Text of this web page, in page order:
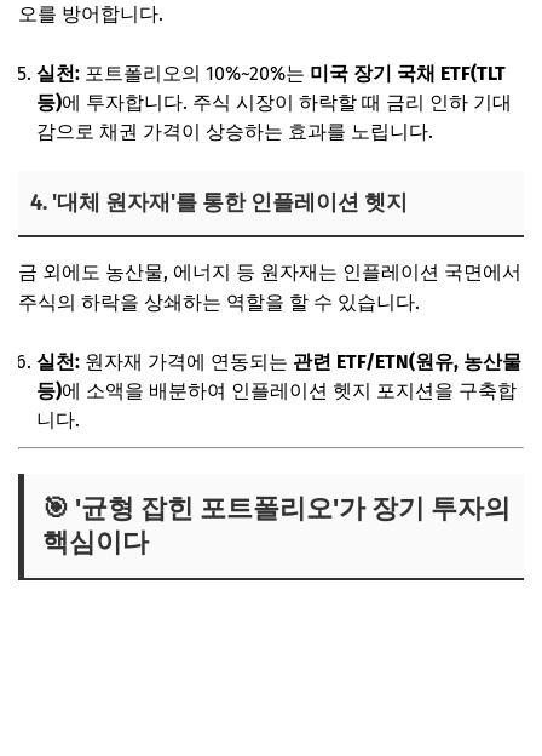
오를 방어합니다.
실천: 포트폴리오의 10%~20%는 미국 장기 국채 ETF(TLT
등)에 투자합니다. 주식 시장이 하락할 때 금리 인하 기대
감으로 채권 가격이 상승하는 효과를 노립니다.
4. '대체 원자재'를 통한 인플레이션 헷지
금 외에도 농산물, 에너지 등 원자재는 인플레이션 국면에서
주식의 하락을 상쇄하는 역할을 할 수 있습니다.
실천: 원자재 가격에 연동되는 관련 ETF/ETN(원유, 농산물
등)에 소액을 배분하여 인플레이션 헷지 포지션을 구축합
니다.
🎯 '균형 잡힌 포트폴리오'가 장기 투자의
핵심이다